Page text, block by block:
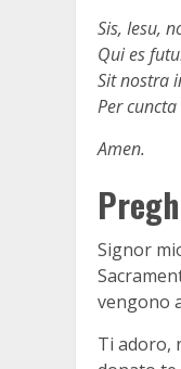
Sis, Iesu,
Qui es
Sit nostra
Per
Amen.
Signor
vengono
Ti adoro,